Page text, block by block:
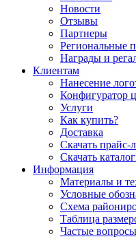
Новости
Отзывы
Партнеры
Региональные
Награды и
Клиентам
Нанесение
Конфигуратор
Услуги
Как купить?
Доставка
Скачать прайс-
Скачать
Информация
Материалы и
Условные
Схема
Таблица
Частые вопросы